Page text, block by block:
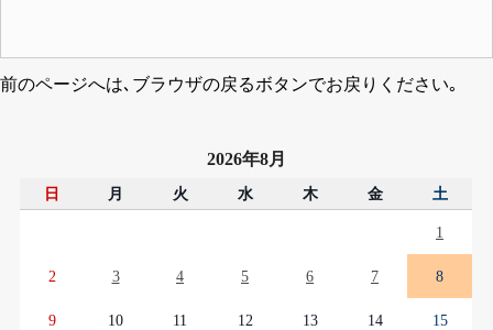
前のページへは､ブラウザの戻るボタンでお戻りください｡
2026年8月
日 月 火 水 木 金 土
1
2 3 4 5 6 7 8
9 10 11 12 13 14 15